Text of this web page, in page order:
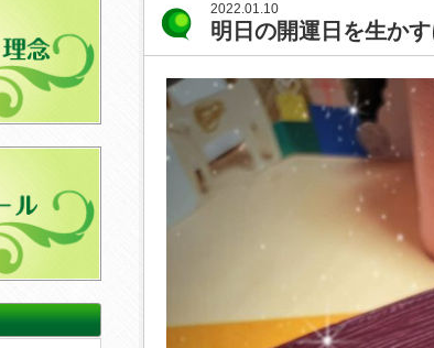
2022.01.10
明日の開運日を生か